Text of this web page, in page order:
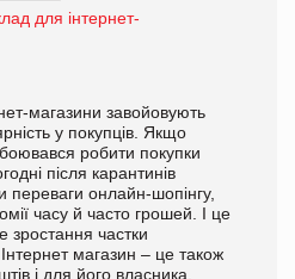
для інтернет-
магазини завойовують
у покупців. Якщо
робити покупки
після карантинів
переваги онлайн-шопінгу,
часу й часто грошей. І це
зростання частки
Інтернет магазин – це також
і для його власника.